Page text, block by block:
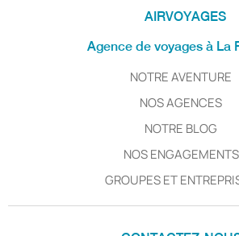
AIRVOYAGES
Agence de voyages à La
NOTRE AVENTURE
NOS AGENCES
NOTRE BLOG
NOS ENGAGEMENTS
GROUPES ET